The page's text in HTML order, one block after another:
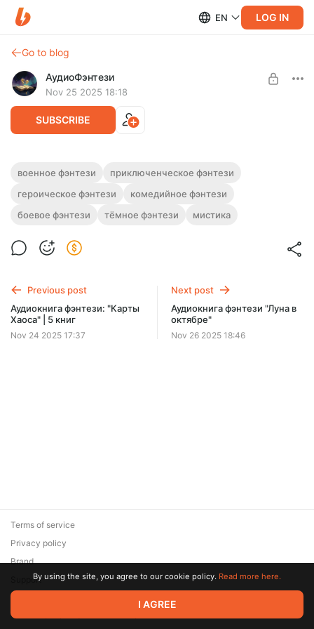
EN LOG IN
Go to blog
АудиоФэнтези
Nov 25 2025 18:18
SUBSCRIBE
Аудиокнига фэнтези "Клятва и сталь" | 4
книги
Полная версия.
рекламы и любых ограничений!
Level required:
Billed every 12 months.
Offer ends 08 August.
военное фэнтези
приключенческое фэнтези
героическое фэнтези
комедийное фэнтези
боевое фэнтези
тёмное фэнтези мистика
Previous post
Аудиокнига фэнтези: "Карты
Хаоса" | 5 книг
Nov 24 2025 17:37
Next post
Аудиокнига фэнтези "Луна в
октябре"
Nov 26 2025 18:46
© 2026 Zaya Solutions Limited. All rights reserved. All trademarks
are the property of their respective owners.
Terms of service
Privacy policy
Brand
SupportBy using the site, you agree to our cookie policy. Read more here.
I AGREE